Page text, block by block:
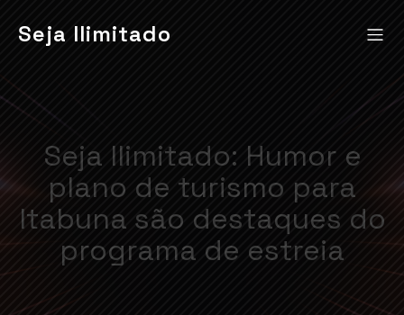
Seja Ilimitado
Seja Ilimitado: Humor e
plano de turismo para
Itabuna são destaques do
programa de estreia